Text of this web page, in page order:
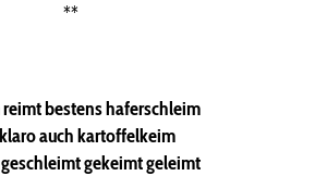
**
bestens haferschleim
auch kartoffelkeim
gekeimt geleimt